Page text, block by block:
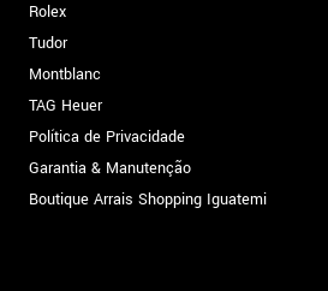
Rolex
Tudor
Montblanc
TAG Heuer
Política de Privacidade
Garantia & Manutenção
Boutique Arrais Shopping Iguatemi